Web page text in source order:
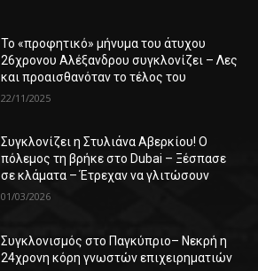
Το «προφητικό» μήνυμα του άτυχου
26χρονου Αλέξανδρου συγκλονίζει – Λες
και προαισθανόταν το τέλος του
22/11/2025
Συγκλονίζει η Στυλιάνα Αβερκίου! Ο
πόλεμος τη βρήκε στο Dubai – Ξέσπασε
σε κλάματα – Έτρεχαν να γλιτώσουν
01/03/2026
Συγκλονισμός στο Παγκύπριο– Νεκρή η
24χρονη κόρη γνωστών επιχειρηματιών